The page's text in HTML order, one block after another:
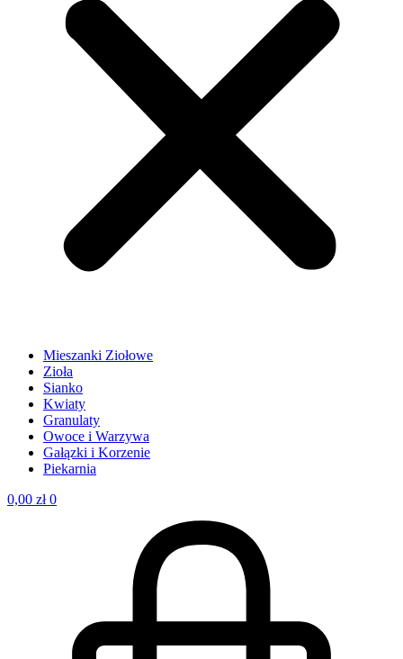
Mieszanki Ziołowe
Zioła
Sianko
Kwiaty
Granulaty
Owoce i Warzywa
Gałązki i Korzenie
Piekarnia
0,00 zł 0